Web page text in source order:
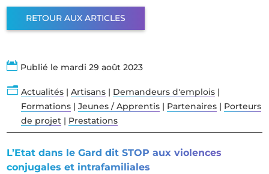
RETOUR AUX ARTICLES
 Publié le mardi 29 août 2023
n Actualités| Artisans| Demandeurs d'emplois|
Formations| Jeunes / Apprentis| Partenaires| Porteurs
de projet| Prestations
L’Etat dans le Gard dit STOP aux violences
conjugales et intrafamiliales